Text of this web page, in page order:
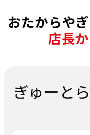
おたからや
店長
ぎゅーと